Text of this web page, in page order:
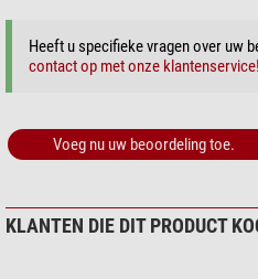
Jacht
ja
Angling
ja
Camping
ja
Budget
ja
Heeft u specifieke vragen over uw
contact op met onze klantenservice!
Voeg nu uw beoordeling toe.
KLANTEN DIE DIT PRODUCT